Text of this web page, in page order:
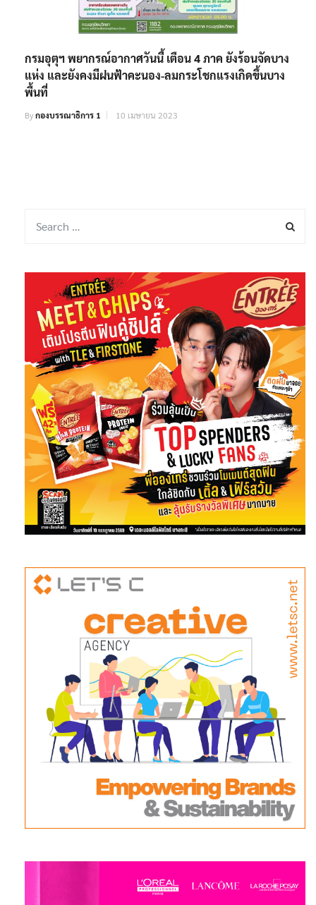
กรมอุตุฯ พยากรณ์อากาศวันนี้ เตือน 4 ภาค ยังร้อนจัดบาง
แห่ง และยังคงมีฝนฟ้าคะนอง-ลมกระโชกแรงเกิดขึ้นบาง
พื้นที่
Byกองบรรณาธิการ 1 10 เมษายน 2023